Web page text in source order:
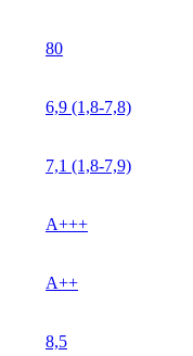
80
6,9 (1,8-7,8)
7,1 (1,8-7,9)
A+++
A++
8,5